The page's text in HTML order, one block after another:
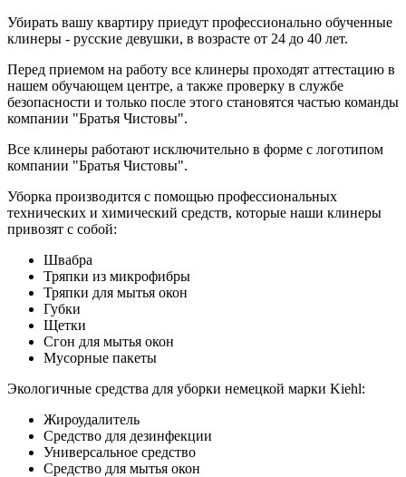
Убирать вашу квартиру приедут профессионально обученные
клинеры - русские девушки, в возрасте от 24 до 40 лет.
Перед приемом на работу все клинеры проходят аттестацию в
нашем обучающем центре, а также проверку в службе
безопасности и только после этого становятся частью команды
компании "Братья Чистовы".
Все клинеры работают исключительно в форме с логотипом
компании "Братья Чистовы".
Уборка производится с помощью профессиональных
технических и химический средств, которые наши клинеры
привозят с собой:
Швабра
Тряпки из микрофибры
Тряпки для мытья окон
Губки
Щетки
Сгон для мытья окон
Мусорные пакеты
Экологичные средства для уборки немецкой марки Kiehl:
Жироудалитель
Средство для дезинфекции
Универсальное средство
Средство для мытья окон